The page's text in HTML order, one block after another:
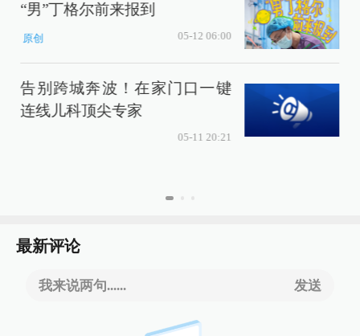
“男”丁格尔前来报到
原创 05-12 06:00
告别跨城奔波！在家门口一键
连线儿科顶尖专家
05-11 20:21
最新评论
我来说两句...... 发送